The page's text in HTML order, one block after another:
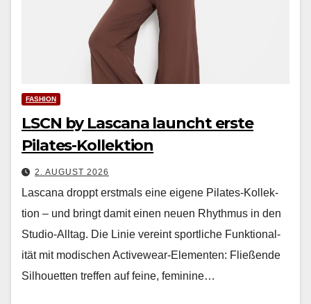
FASHION
LSCN by Lascana launcht erste
Pilates-Kollektion
2. AUGUST 2026
Las­cana droppt erst­mals eine eigene Pilates-Kollek­
tion – und bringt damit einen neuen Rhyth­mus in den
Stu­dio-All­t­ag. Die Lin­ie vere­int sportliche Funk­tion­al­
ität mit modis­chen Activewear-Ele­menten: Fließende
Sil­hou­et­ten tre­f­fen auf feine, fem­i­nine…